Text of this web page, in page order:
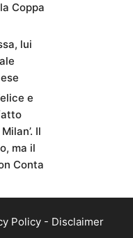
Coppa
lui
e
Il
ma il
Conta
Policy - Disclaimer